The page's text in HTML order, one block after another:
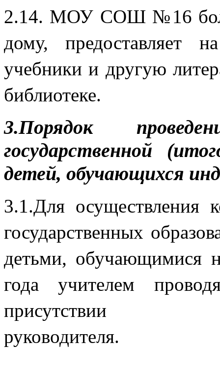
2.14. МОУ СОШ №16
дому, предоставляет
учебники и другую
библиотеке.
3.Порядок
государственной
детей, обучающихся
3.1.Для осуществления
государственных
детьми, обучающимися
года учителем